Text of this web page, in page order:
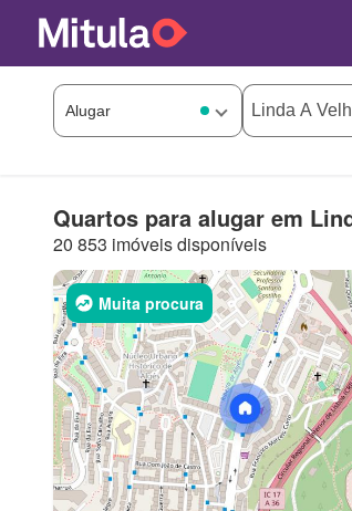
Quartos para alugar em
20 853 imóveis disponíveis
Muita procura